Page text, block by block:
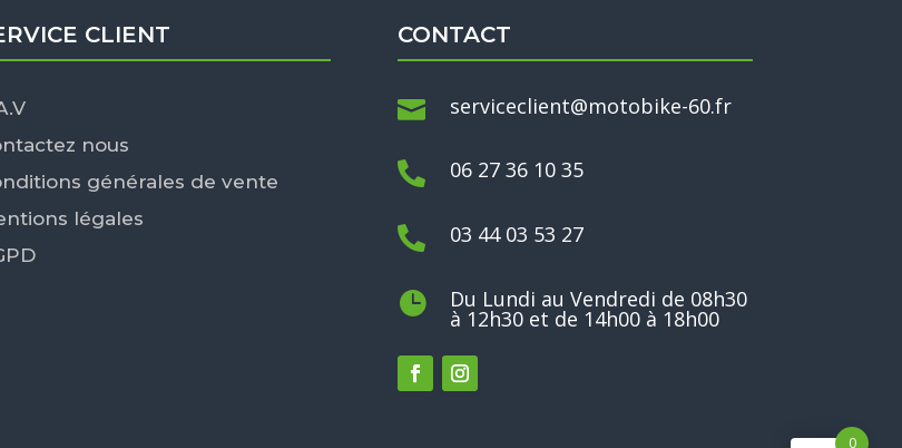
CLIENT
nous
générales de vente
légales
CONTACT
 serviceclient@motobike-60.fr
 06 27 36 10 35
 03 44 03 53 27
 Du Lundi au Vendredi de 08h30
à 12h30 et de 14h00 à 18h00
0